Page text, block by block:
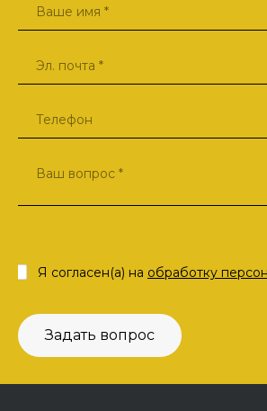
Задать вопрос
Я согласен(а) на обработку